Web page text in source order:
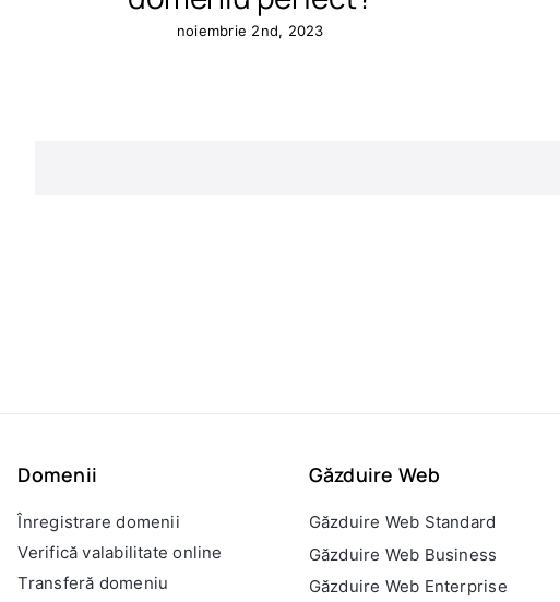
noiembrie 2nd, 2023
Domenii
Înregistrare domenii
Verifică valabilitate online
Transferă domeniu
Găzduire Web
Găzduire Web Standard
Găzduire Web Business
Găzduire Web Enterprise